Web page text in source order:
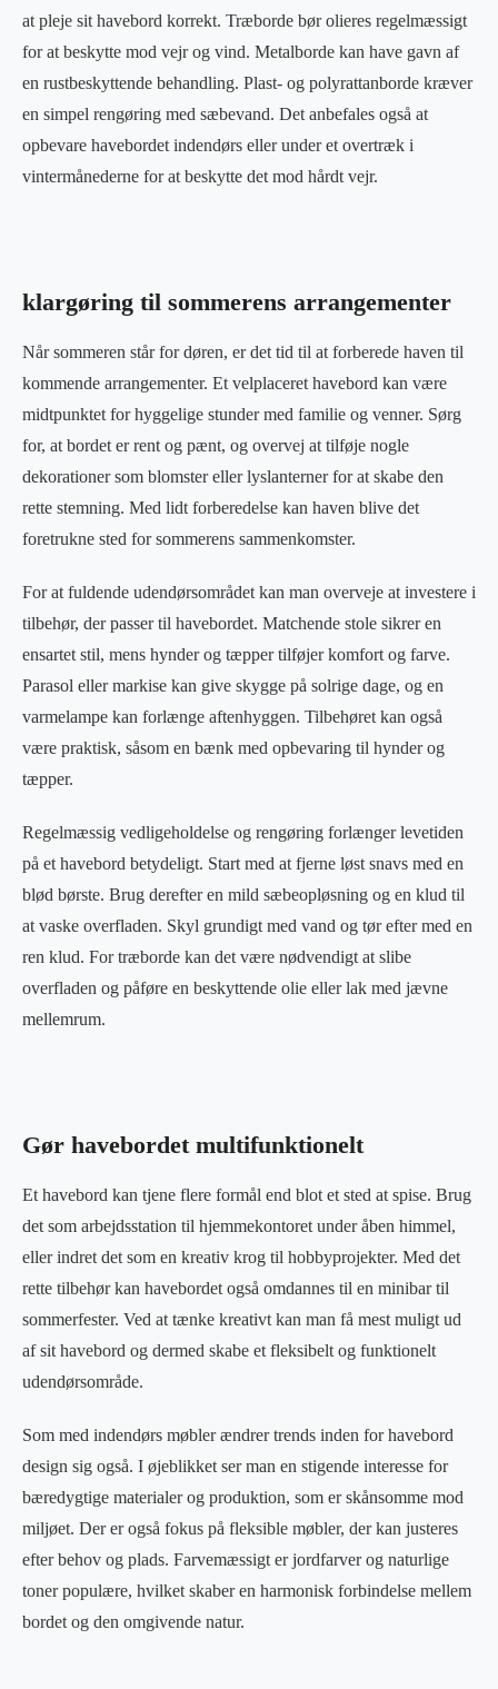
at pleje sit havebord korrekt. Træborde bør olieres regelmæssigt
for at beskytte mod vejr og vind. Metalborde kan have gavn af
en rustbeskyttende behandling. Plast- og polyrattanborde kræver
en simpel rengøring med sæbevand. Det anbefales også at
opbevare havebordet indendørs eller under et overtræk i
vintermånederne for at beskytte det mod hårdt vejr.
klargøring til sommerens arrangementer
Når sommeren står for døren, er det tid til at forberede haven til
kommende arrangementer. Et velplaceret havebord kan være
midtpunktet for hyggelige stunder med familie og venner. Sørg
for, at bordet er rent og pænt, og overvej at tilføje nogle
dekorationer som blomster eller lyslanterner for at skabe den
rette stemning. Med lidt forberedelse kan haven blive det
foretrukne sted for sommerens sammenkomster.
For at fuldende udendørsområdet kan man overveje at investere i
tilbehør, der passer til havebordet. Matchende stole sikrer en
ensartet stil, mens hynder og tæpper tilføjer komfort og farve.
Parasol eller markise kan give skygge på solrige dage, og en
varmelampe kan forlænge aftenhyggen. Tilbehøret kan også
være praktisk, såsom en bænk med opbevaring til hynder og
tæpper.
Regelmæssig vedligeholdelse og rengøring forlænger levetiden
på et havebord betydeligt. Start med at fjerne løst snavs med en
blød børste. Brug derefter en mild sæbeopløsning og en klud til
at vaske overfladen. Skyl grundigt med vand og tør efter med en
ren klud. For træborde kan det være nødvendigt at slibe
overfladen og påføre en beskyttende olie eller lak med jævne
mellemrum.
Gør havebordet multifunktionelt
Et havebord kan tjene flere formål end blot et sted at spise. Brug
det som arbejdsstation til hjemmekontoret under åben himmel,
eller indret det som en kreativ krog til hobbyprojekter. Med det
rette tilbehør kan havebordet også omdannes til en minibar til
sommerfester. Ved at tænke kreativt kan man få mest muligt ud
af sit havebord og dermed skabe et fleksibelt og funktionelt
udendørsområde.
Som med indendørs møbler ændrer trends inden for havebord
design sig også. I øjeblikket ser man en stigende interesse for
bæredygtige materialer og produktion, som er skånsomme mod
miljøet. Der er også fokus på fleksible møbler, der kan justeres
efter behov og plads. Farvemæssigt er jordfarver og naturlige
toner populære, hvilket skaber en harmonisk forbindelse mellem
bordet og den omgivende natur.